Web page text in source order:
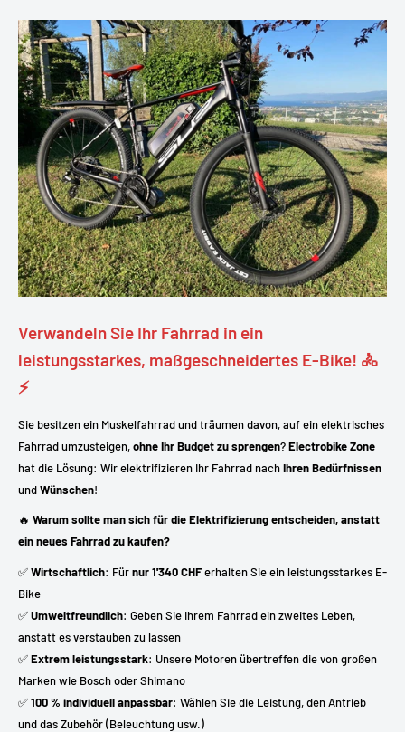
Verwandeln Sie Ihr Fahrrad in ein
leistungsstarkes, maßgeschneidertes E-Bike! 🚴
⚡
Sie besitzen ein Muskelfahrrad und träumen davon, auf ein elektrisches
Fahrrad umzusteigen,ohne Ihr Budget zu sprengen?Electrobike Zone
hat die Lösung: Wir elektrifizieren Ihr Fahrrad nachIhren Bedürfnissen
undWünschen!
🔥 Warum sollte man sich für die Elektrifizierung entscheiden, anstatt
ein neues Fahrrad zu kaufen?
✅Wirtschaftlich: Fürnur 1'340 CHFerhalten Sie ein leistungsstarkes E-
Bike
✅Umweltfreundlich: Geben Sie Ihrem Fahrrad ein zweites Leben,
anstatt es verstauben zu lassen
✅Extrem leistungsstark: Unsere Motoren übertreffen die von großen
Marken wie Bosch oder Shimano
✅100 % individuell anpassbar: Wählen Sie die Leistung, den Antrieb
und das Zubehör (Beleuchtung usw.)